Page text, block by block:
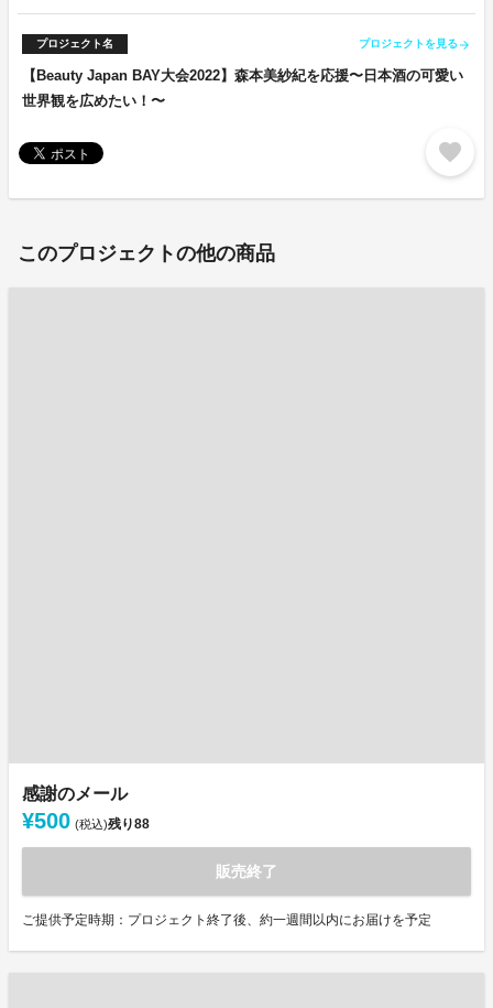
プロジェクト名 プロジェクトを見る arrow_forward
【Beauty Japan BAY大会2022】森本美紗紀を応援〜日本酒の可愛い
世界観を広めたい！〜
favorite
このプロジェクトの他の商品
感謝のメール
¥500 (税込)残り88
販売終了
ご提供予定時期：プロジェクト終了後、約一週間以内にお届けを予定